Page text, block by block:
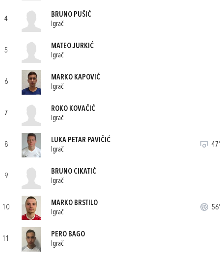
4
BRUNO PUŠIĆ
Igrač
5
MATEO JURKIĆ
Igrač
6
MARKO KAPOVIĆ
Igrač
7
ROKO KOVAČIĆ
Igrač
8
LUKA PETAR PAVIČIĆ
Igrač
47'
9
BRUNO CIKATIĆ
Igrač
10
MARKO BRSTILO
Igrač
56'
11
PERO BAGO
Igrač